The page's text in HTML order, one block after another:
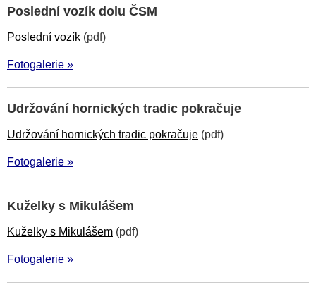
Poslední vozík dolu ČSM
Poslední vozík (pdf)
Fotogalerie »
Udržování hornických tradic pokračuje
Udržování hornických tradic pokračuje (pdf)
Fotogalerie »
Kuželky s Mikulášem
Kuželky s Mikulášem (pdf)
Fotogalerie »